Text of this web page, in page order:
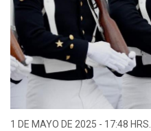
1 DE MAYO DE 2025 - 17:48 HRS.